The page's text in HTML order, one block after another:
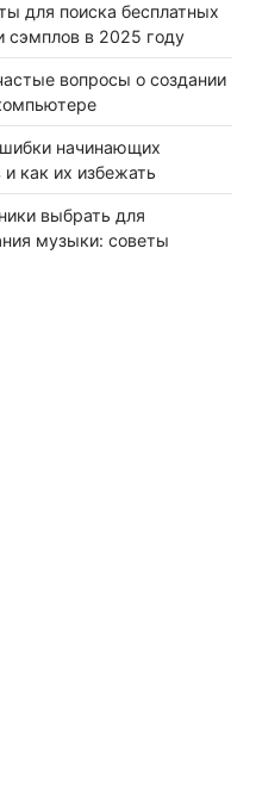
для поиска бесплатных
сэмплов в 2025 году
вопросы о создании
начинающих
как их избежать
выбрать для
музыки: советы